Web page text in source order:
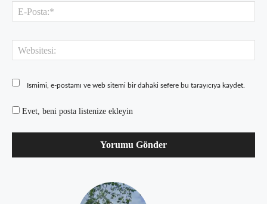
Ismimi, e-postamı ve web sitemi bir dahaki sefere bu tarayıcıya kaydet.
Evet, beni posta listenize ekleyin